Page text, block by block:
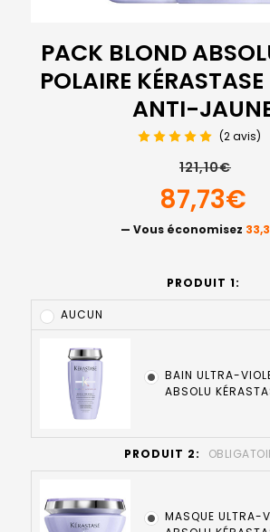
PACK BLOND
POLAIRE
ANTI-
(2 avis)
121,10€
87,73€
— Vous économisez
PRODUIT 1:
AUCUN
BAIN ULTRA-
ABSOLU
PRODUIT 2:
MASQUE ULTRA-